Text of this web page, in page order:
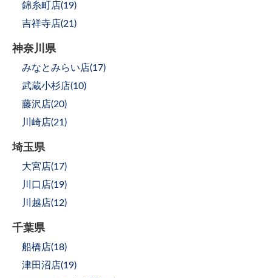
錦糸町店(19)
吉祥寺店(21 )
神奈川県
みなとみらい店(17)
武蔵小杉店(10)
藤沢店(20)
川崎店(21 )
埼玉県
大宮店(17)
川口店(19)
川越店(12)
千葉県
船橋店(18)
津田沼店(19)